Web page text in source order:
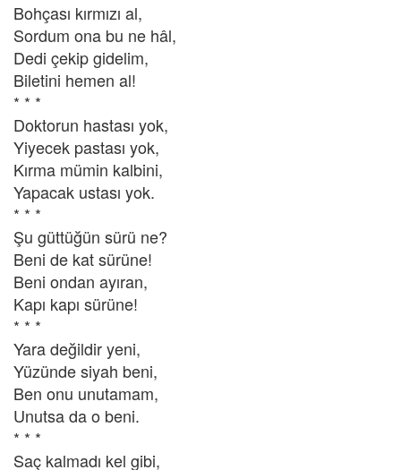
Bohçası kırmızı al,
Sordum ona bu ne hâl,
Dedi çekip gidelim,
Biletini hemen al!
* * *
Doktorun hastası yok,
Yiyecek pastası yok,
Kırma mümin kalbini,
Yapacak ustası yok.
* * *
Şu güttüğün sürü ne?
Beni de kat sürüne!
Beni ondan ayıran,
Kapı kapı sürüne!
* * *
Yara değildir yeni,
Yüzünde siyah beni,
Ben onu unutamam,
Unutsa da o beni.
* * *
Saç kalmadı kel gibi,